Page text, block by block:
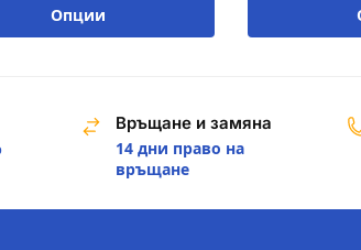
Опции
Връщане и замяна
14 дни право на
връщане